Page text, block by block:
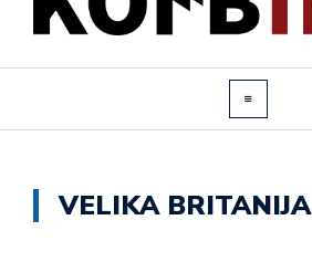
VELIKA BRITANIJA